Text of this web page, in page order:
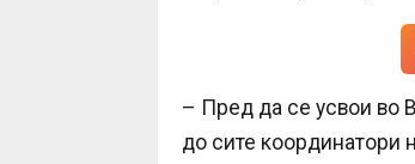
– Пред да се усвои во
до сите координатори